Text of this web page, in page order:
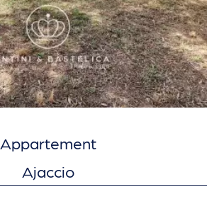
Appartement
Ajaccio